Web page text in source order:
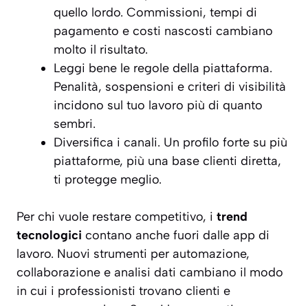
quello lordo. Commissioni, tempi di
pagamento e costi nascosti cambiano
molto il risultato.
Leggi bene le regole della piattaforma.
Penalità, sospensioni e criteri di visibilità
incidono sul tuo lavoro più di quanto
sembri.
Diversifica i canali. Un profilo forte su più
piattaforme, più una base clienti diretta,
ti protegge meglio.
Per chi vuole restare competitivo, i trend
tecnologici contano anche fuori dalle app di
lavoro. Nuovi strumenti per automazione,
collaborazione e analisi dati cambiano il modo
in cui i professionisti trovano clienti e